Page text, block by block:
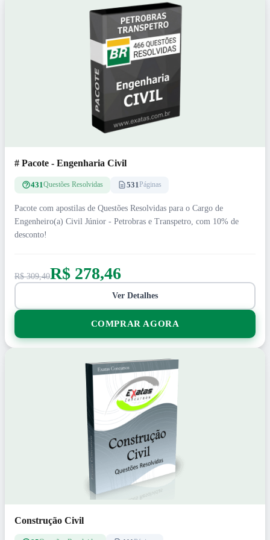
# Pacote - Engenharia Civil
431Questões Resolvidas 531Páginas
Pacote com apostilas de Questões Resolvidas para o Cargo de
Engenheiro(a) Civil Júnior - Petrobras e Transpetro, com 10% de
desconto!
R$ 309,40R$ 278,46
Ver Detalhes
COMPRAR AGORA
Construção Civil